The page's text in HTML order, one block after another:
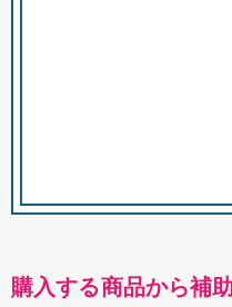
購入する商品から補